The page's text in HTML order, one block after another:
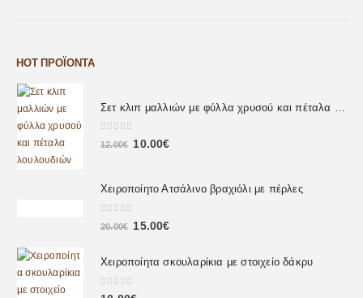
HOT ΠΡΟΪΌΝΤΑ
0out of 5
12.00€ 10.00€
Χειροποίητο Ατσάλινο βραχιόλι με πέρλες
out of 5
20.00€ 15.00€
Χειροποίητα σκουλαρίκια με στοιχείο δάκρυ
0 out of 5